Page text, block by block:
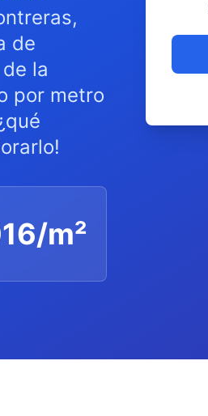
de
la
por metro
/m²